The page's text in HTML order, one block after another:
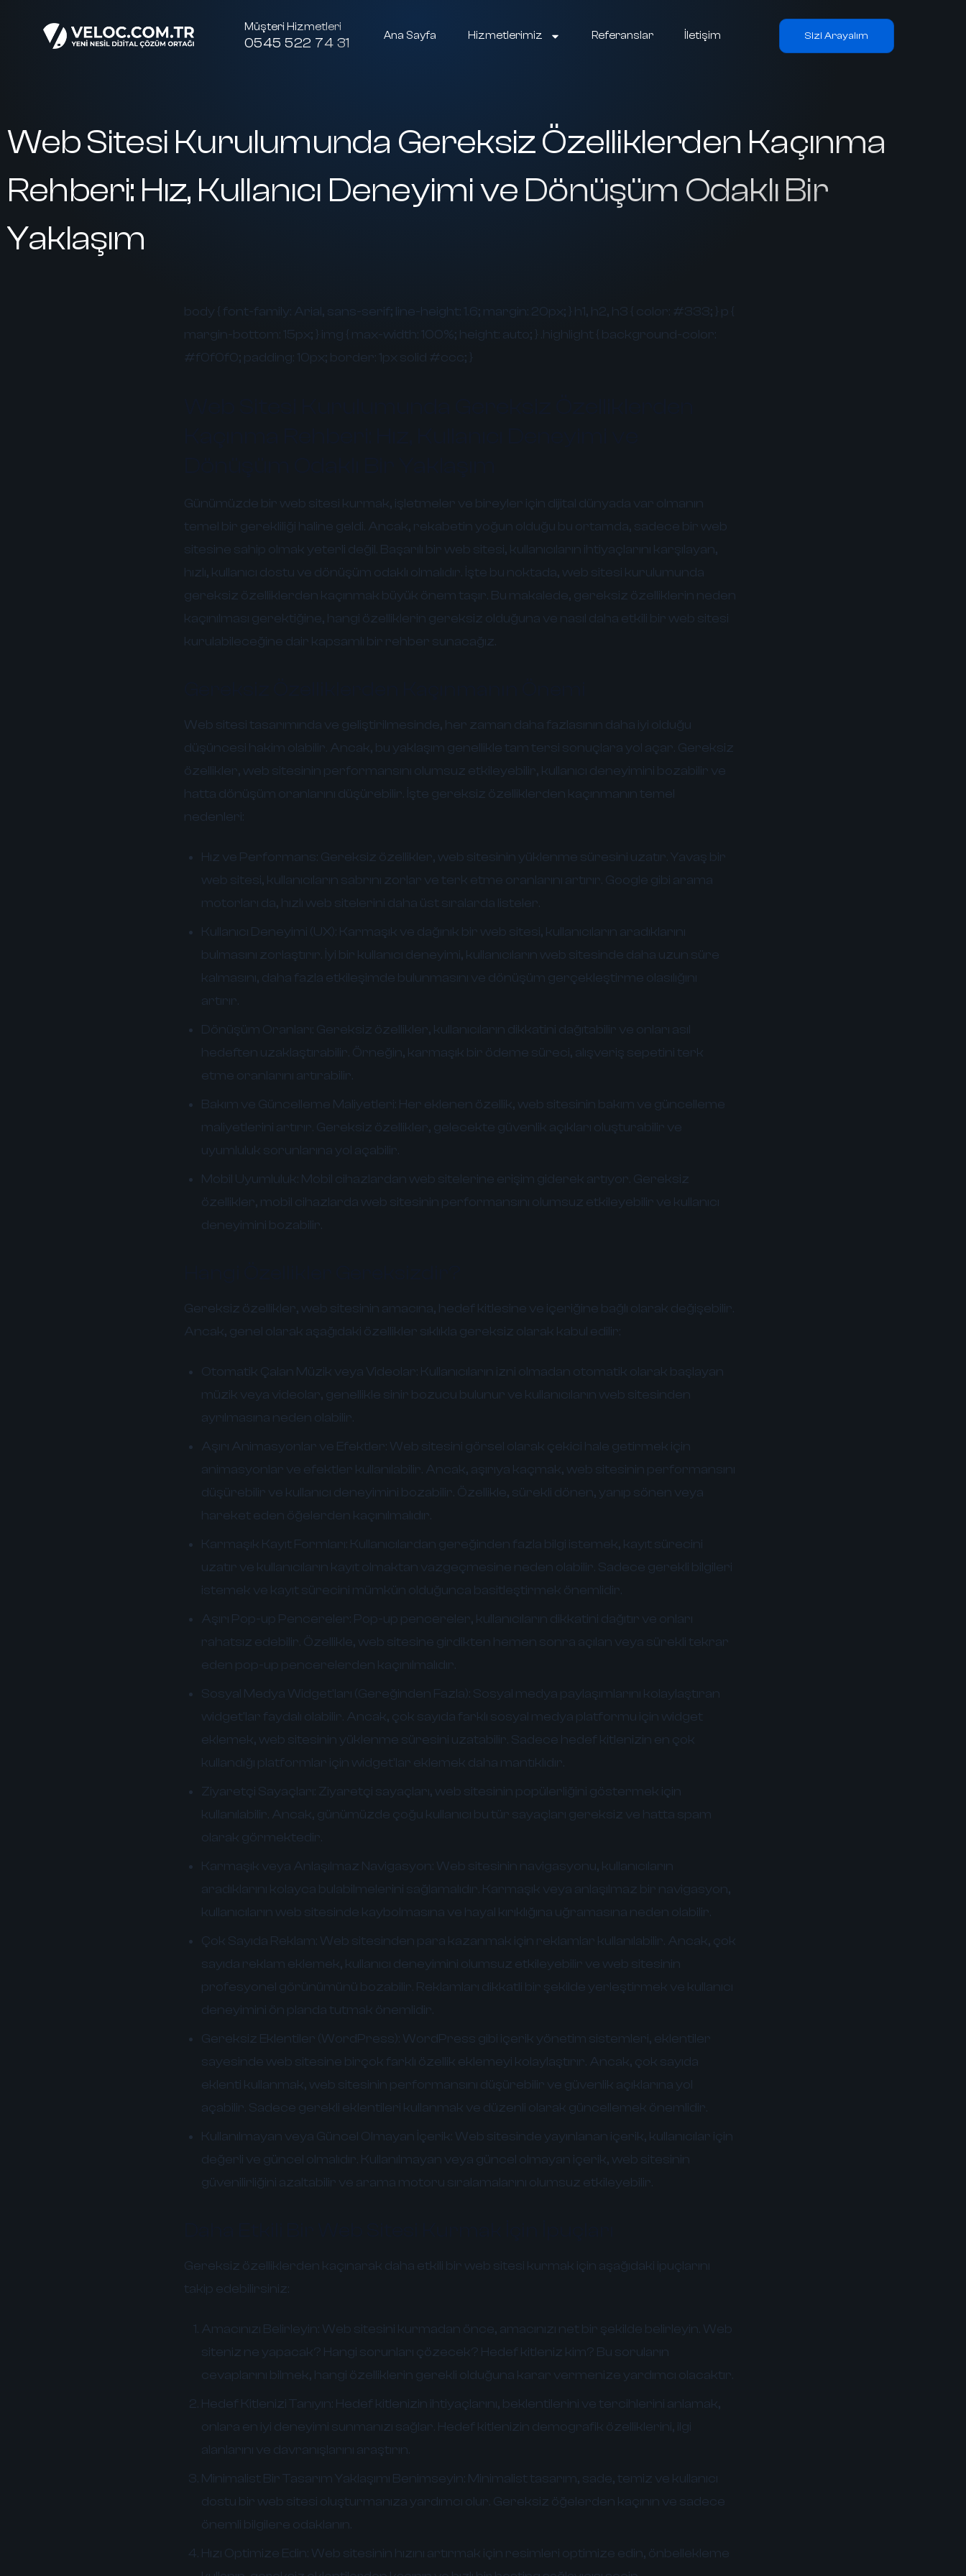
Müşteri Hizmetleri
0545 522 74 31 Ana Sayfa Hizmetlerimiz Referanslar İletişim Sizi Arayalım
Web Sitesi Kurulumunda Gereksiz Özelliklerden Kaçınma
Rehberi: Hız, Kullanıcı Deneyimi ve Dönüşüm Odaklı Bir
Yaklaşım
body { font-family: Arial, sans-serif; line-height: 1.6; margin: 20px; } h1, h2, h3 { color: #333; } p {
margin-bottom: 15px; } img { max-width: 100%; height: auto; } .highlight { background-color:
#f0f0f0; padding: 10px; border: 1px solid #ccc; }
Günümüzde bir web sitesi kurmak, işletmeler ve bireyler için dijital dünyada var olmanın
temel bir gerekliliği haline geldi. Ancak, rekabetin yoğun olduğu bu ortamda, sadece bir web
sitesine sahip olmak yeterli değil. Başarılı bir web sitesi, kullanıcıların ihtiyaçlarını karşılayan,
hızlı, kullanıcı dostu ve dönüşüm odaklı olmalıdır. İşte bu noktada, web sitesi kurulumunda
gereksiz özelliklerden kaçınmak büyük önem taşır. Bu makalede, gereksiz özelliklerin neden
kaçınılması gerektiğine, hangi özelliklerin gereksiz olduğuna ve nasıl daha etkili bir web sitesi
kurulabileceğine dair kapsamlı bir rehber sunacağız.
Web sitesi tasarımında ve geliştirilmesinde, her zaman daha fazlasının daha iyi olduğu
düşüncesi hakim olabilir. Ancak, bu yaklaşım genellikle tam tersi sonuçlara yol açar. Gereksiz
özellikler, web sitesinin performansını olumsuz etkileyebilir, kullanıcı deneyimini bozabilir ve
hatta dönüşüm oranlarını düşürebilir. İşte gereksiz özelliklerden kaçınmanın temel
nedenleri:
Hız ve Performans: Gereksiz özellikler, web sitesinin yüklenme süresini uzatır. Yavaş bir
web sitesi, kullanıcıların sabrını zorlar ve terk etme oranlarını artırır. Google gibi arama
motorları da, hızlı web sitelerini daha üst sıralarda listeler.
Kullanıcı Deneyimi (UX): Karmaşık ve dağınık bir web sitesi, kullanıcıların aradıklarını
bulmasını zorlaştırır. İyi bir kullanıcı deneyimi, kullanıcıların web sitesinde daha uzun süre
kalmasını, daha fazla etkileşimde bulunmasını ve dönüşüm gerçekleştirme olasılığını
artırır.
Dönüşüm Oranları: Gereksiz özellikler, kullanıcıların dikkatini dağıtabilir ve onları asıl
hedeften uzaklaştırabilir. Örneğin, karmaşık bir ödeme süreci, alışveriş sepetini terk
etme oranlarını artırabilir.
Bakım ve Güncelleme Maliyetleri: Her eklenen özellik, web sitesinin bakım ve güncelleme
maliyetlerini artırır. Gereksiz özellikler, gelecekte güvenlik açıkları oluşturabilir ve
uyumluluk sorunlarına yol açabilir.
Mobil Uyumluluk: Mobil cihazlardan web sitelerine erişim giderek artıyor. Gereksiz
özellikler, mobil cihazlarda web sitesinin performansını olumsuz etkileyebilir ve kullanıcı
deneyimini bozabilir.
Gereksiz özellikler, web sitesinin amacına, hedef kitlesine ve içeriğine bağlı olarak değişebilir.
Ancak, genel olarak aşağıdaki özellikler sıklıkla gereksiz olarak kabul edilir:
Otomatik Çalan Müzik veya Videolar: Kullanıcıların izni olmadan otomatik olarak başlayan
müzik veya videolar, genellikle sinir bozucu bulunur ve kullanıcıların web sitesinden
ayrılmasına neden olabilir.
Aşırı Animasyonlar ve Efektler: Web sitesini görsel olarak çekici hale getirmek için
animasyonlar ve efektler kullanılabilir. Ancak, aşırıya kaçmak, web sitesinin performansını
düşürebilir ve kullanıcı deneyimini bozabilir. Özellikle, sürekli dönen, yanıp sönen veya
hareket eden öğelerden kaçınılmalıdır.
Karmaşık Kayıt Formları: Kullanıcılardan gereğinden fazla bilgi istemek, kayıt sürecini
uzatır ve kullanıcıların kayıt olmaktan vazgeçmesine neden olabilir. Sadece gerekli bilgileri
istemek ve kayıt sürecini mümkün olduğunca basitleştirmek önemlidir.
Aşırı Pop-up Pencereler: Pop-up pencereler, kullanıcıların dikkatini dağıtır ve onları
rahatsız edebilir. Özellikle, web sitesine girdikten hemen sonra açılan veya sürekli tekrar
eden pop-up pencerelerden kaçınılmalıdır.
Sosyal Medya Widget'ları (Gereğinden Fazla): Sosyal medya paylaşımlarını kolaylaştıran
widget'lar faydalı olabilir. Ancak, çok sayıda farklı sosyal medya platformu için widget
eklemek, web sitesinin yüklenme süresini uzatabilir. Sadece hedef kitlenizin en çok
kullandığı platformlar için widget'lar eklemek daha mantıklıdır.
Ziyaretçi Sayaçları: Ziyaretçi sayaçları, web sitesinin popülerliğini göstermek için
kullanılabilir. Ancak, günümüzde çoğu kullanıcı bu tür sayaçları gereksiz ve hatta spam
olarak görmektedir.
Karmaşık veya Anlaşılmaz Navigasyon: Web sitesinin navigasyonu, kullanıcıların
aradıklarını kolayca bulabilmelerini sağlamalıdır. Karmaşık veya anlaşılmaz bir navigasyon,
kullanıcıların web sitesinde kaybolmasına ve hayal kırıklığına uğramasına neden olabilir.
Çok Sayıda Reklam: Web sitesinden para kazanmak için reklamlar kullanılabilir. Ancak, çok
sayıda reklam eklemek, kullanıcı deneyimini olumsuz etkileyebilir ve web sitesinin
profesyonel görünümünü bozabilir. Reklamları dikkatli bir şekilde yerleştirmek ve kullanıcı
deneyimini ön planda tutmak önemlidir.
Gereksiz Eklentiler (WordPress): WordPress gibi içerik yönetim sistemleri, eklentiler
sayesinde web sitesine birçok farklı özellik eklemeyi kolaylaştırır. Ancak, çok sayıda
eklenti kullanmak, web sitesinin performansını düşürebilir ve güvenlik açıklarına yol
açabilir. Sadece gerekli eklentileri kullanmak ve düzenli olarak güncellemek önemlidir.
Kullanılmayan veya Güncel Olmayan İçerik: Web sitesinde yayınlanan içerik, kullanıcılar için
değerli ve güncel olmalıdır. Kullanılmayan veya güncel olmayan içerik, web sitesinin
güvenilirliğini azaltabilir ve arama motoru sıralamalarını olumsuz etkileyebilir.
Gereksiz özelliklerden kaçınarak daha etkili bir web sitesi kurmak için aşağıdaki ipuçlarını
takip edebilirsiniz:
Amacınızı Belirleyin: Web sitesini kurmadan önce, amacınızı net bir şekilde belirleyin. Web
siteniz ne yapacak? Hangi sorunları çözecek? Hedef kitleniz kim? Bu soruların
cevaplarını bilmek, hangi özelliklerin gerekli olduğuna karar vermenize yardımcı olacaktır.
Hedef Kitlenizi Tanıyın: Hedef kitlenizin ihtiyaçlarını, beklentilerini ve tercihlerini anlamak,
onlara en iyi deneyimi sunmanızı sağlar. Hedef kitlenizin demografik özelliklerini, ilgi
alanlarını ve davranışlarını araştırın.
Minimalist Bir Tasarım Yaklaşımı Benimseyin: Minimalist tasarım, sade, temiz ve kullanıcı
dostu bir web sitesi oluşturmanıza yardımcı olur. Gereksiz öğelerden kaçının ve sadece
önemli bilgilere odaklanın.
Hızı Optimize Edin: Web sitesinin hızını artırmak için resimleri optimize edin, önbellekleme